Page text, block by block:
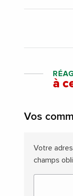
à
Vos
Votre
champs